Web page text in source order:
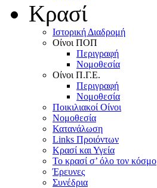
Κρασί
Iστορική Διαδρομή
Oίνοι ΠOΠ
Περιγραφή
Nομοθεσία
Oίνοι Π.Γ.E.
Περιγραφή
Νομοθεσία
Ποικιλιακοί Oίνοι
Nομοθεσία
Κατανάλωση
Links Προιόντων
Κρασί και Υγεία
To κρασί σ’ όλο τον κόσμο
Έρευνες
Συνέδρια